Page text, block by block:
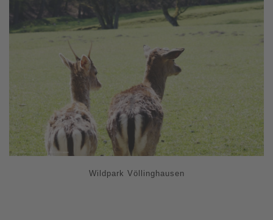
Wildpark Völlinghausen